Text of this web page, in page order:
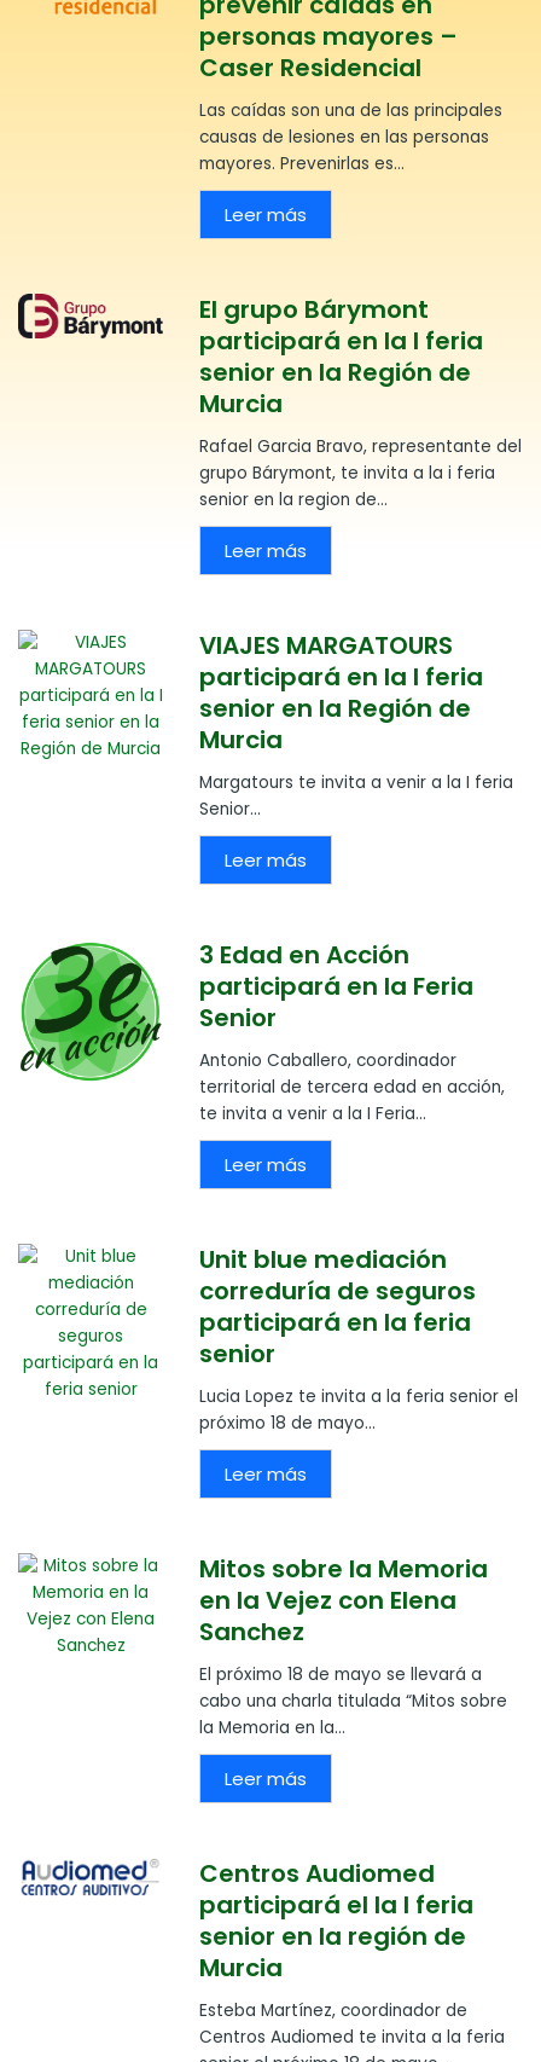
personas mayores –
Caser Residencial
Las caídas son una de las principales
causas de lesiones en las personas
mayores. Prevenirlas es...
Leer más
El grupo Bárymont
participará en la I feria
senior en la Región de
Murcia
Rafael Garcia Bravo, representante del
grupo Bárymont, te invita a la i feria
senior en la region de...
Leer más
VIAJES MARGATOURS
participará en la I feria
senior en la Región de
Murcia
Margatours te invita a venir a la I feria
Senior...
Leer más
3 Edad en Acción
participará en la Feria
Senior
Antonio Caballero, coordinador
territorial de tercera edad en acción,
te invita a venir a la I Feria...
Leer más
Unit blue mediación
correduría de seguros
participará en la feria
senior
Lucia Lopez te invita a la feria senior el
próximo 18 de mayo...
Leer más
Mitos sobre la Memoria
en la Vejez con Elena
Sanchez
El próximo 18 de mayo se llevará a
cabo una charla titulada “Mitos sobre
la Memoria en la...
Leer más
Centros Audiomed
participará el la I feria
senior en la región de
Murcia
Esteba Martínez, coordinador de
Centros Audiomed te invita a la feria